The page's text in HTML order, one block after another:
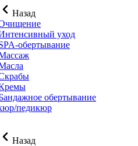
Назад
уход
обертывание
обертывание
педикюр
Назад